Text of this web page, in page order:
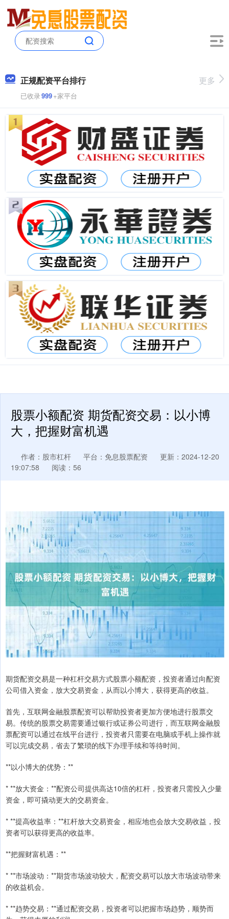
正规配资平台排行
已收录999+家平台
更多
股票小额配资 期货配资交易：以小博
大，把握财富机遇
作者：股市杠杆 平台：免息股票配资
更新：2024-12-20
19:07:58
阅读：56
期货配资交易是一种杠杆交易方式股票小额配资，投资者通过向配资
公司借入资金，放大交易资金，从而以小博大，获得更高的收益。
首先，互联网金融股票配资可以帮助投资者更加方便地进行股票交
易。传统的股票交易需要通过银行或证券公司进行，而互联网金融股
票配资可以通过在线平台进行，投资者只需要在电脑或手机上操作就
可以完成交易，省去了繁琐的线下办理手续和等待时间。
**以小博大的优势：**
* **放大资金：**配资公司提供高达10倍的杠杆，投资者只需投入少量
资金，即可撬动更大的交易资金。
* **提高收益率：**杠杆放大交易资金，相应地也会放大交易收益，投
资者可以获得更高的收益率。
**把握财富机遇：**
* **市场波动：**期货市场波动较大，配资交易可以放大市场波动带来
的收益机会。
* **趋势交易：**通过配资交易，投资者可以把握市场趋势，顺势而